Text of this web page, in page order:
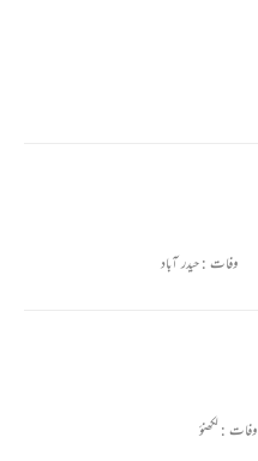
وفات :حیدر آباد
وفات : لکھنؤ